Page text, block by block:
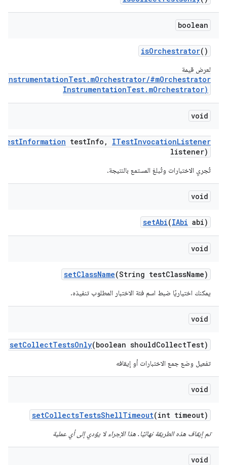
boolean
isOrchestrator()
لعرض قيمة
#mOrchestrator
InstrumentationTest.mOrchestrator)
void
TestInformation testInfo , ITestInvocationListener
listener)
تُجري الاختبارات وتُبلغ المستمع بالنتيجة.
void
setAbi(IAbi abi)
void
setClassName(String testClassName)
يمكنك اختياريًا ضبط اسم فئة الاختبار المطلوب تنفيذه.
void
setCollectTestsOnly(boolean shouldCollectTest)
تفعيل وضع جمع الاختبارات أو إيقافه
void
setCollectsTestsShellTimeout(int timeout)
تم إيقاف هذه الطريقة نهائيًا. هذا الإجراء لا يؤدي إلى أي عملية
void